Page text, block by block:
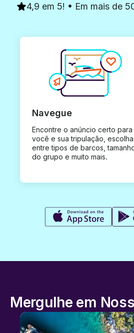
4,9 em 5! • Em mais de
Navegue
Encontre o anúncio certo para
você e sua tripulação, escolha
entre tipos de barcos,
do grupo e muito mais.
Mergulhe em